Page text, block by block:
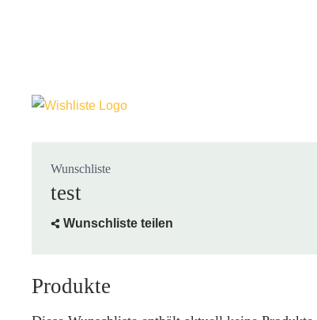
Wunschliste
test
Wunschliste teilen
Produkte